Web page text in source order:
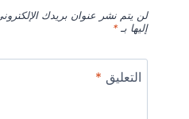
لن يتم نشر عنوان بريدك
إليها بـ*
التعليق *